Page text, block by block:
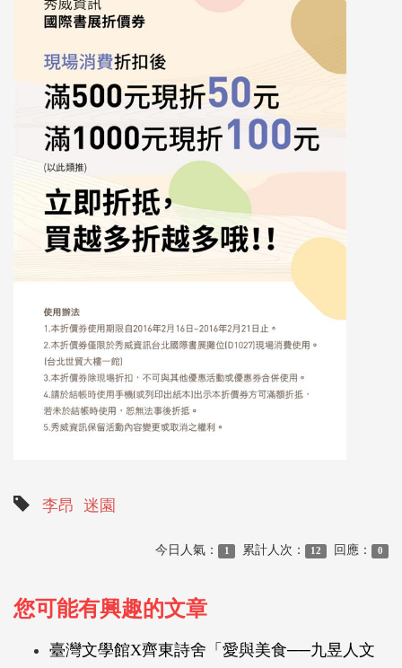
李昂 迷園
今日人氣： 1 累計人次： 12 回應： 0
您可能有興趣的文章
臺灣文學館X齊東詩舍「愛與美食──九昱人文